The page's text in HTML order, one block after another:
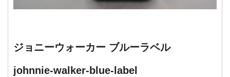
ジョニーウォーカー ブルーラベル
johnnie-walker-blue-label